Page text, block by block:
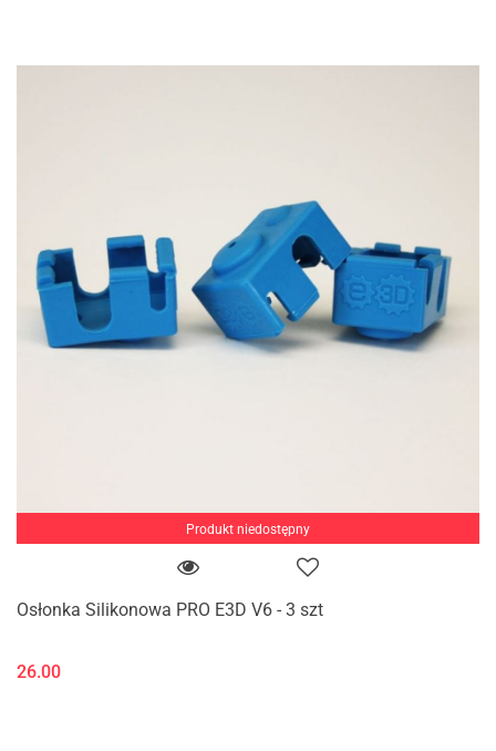
Produkt niedostępny
Osłonka Silikonowa PRO E3D V6 - 3 szt
26.00